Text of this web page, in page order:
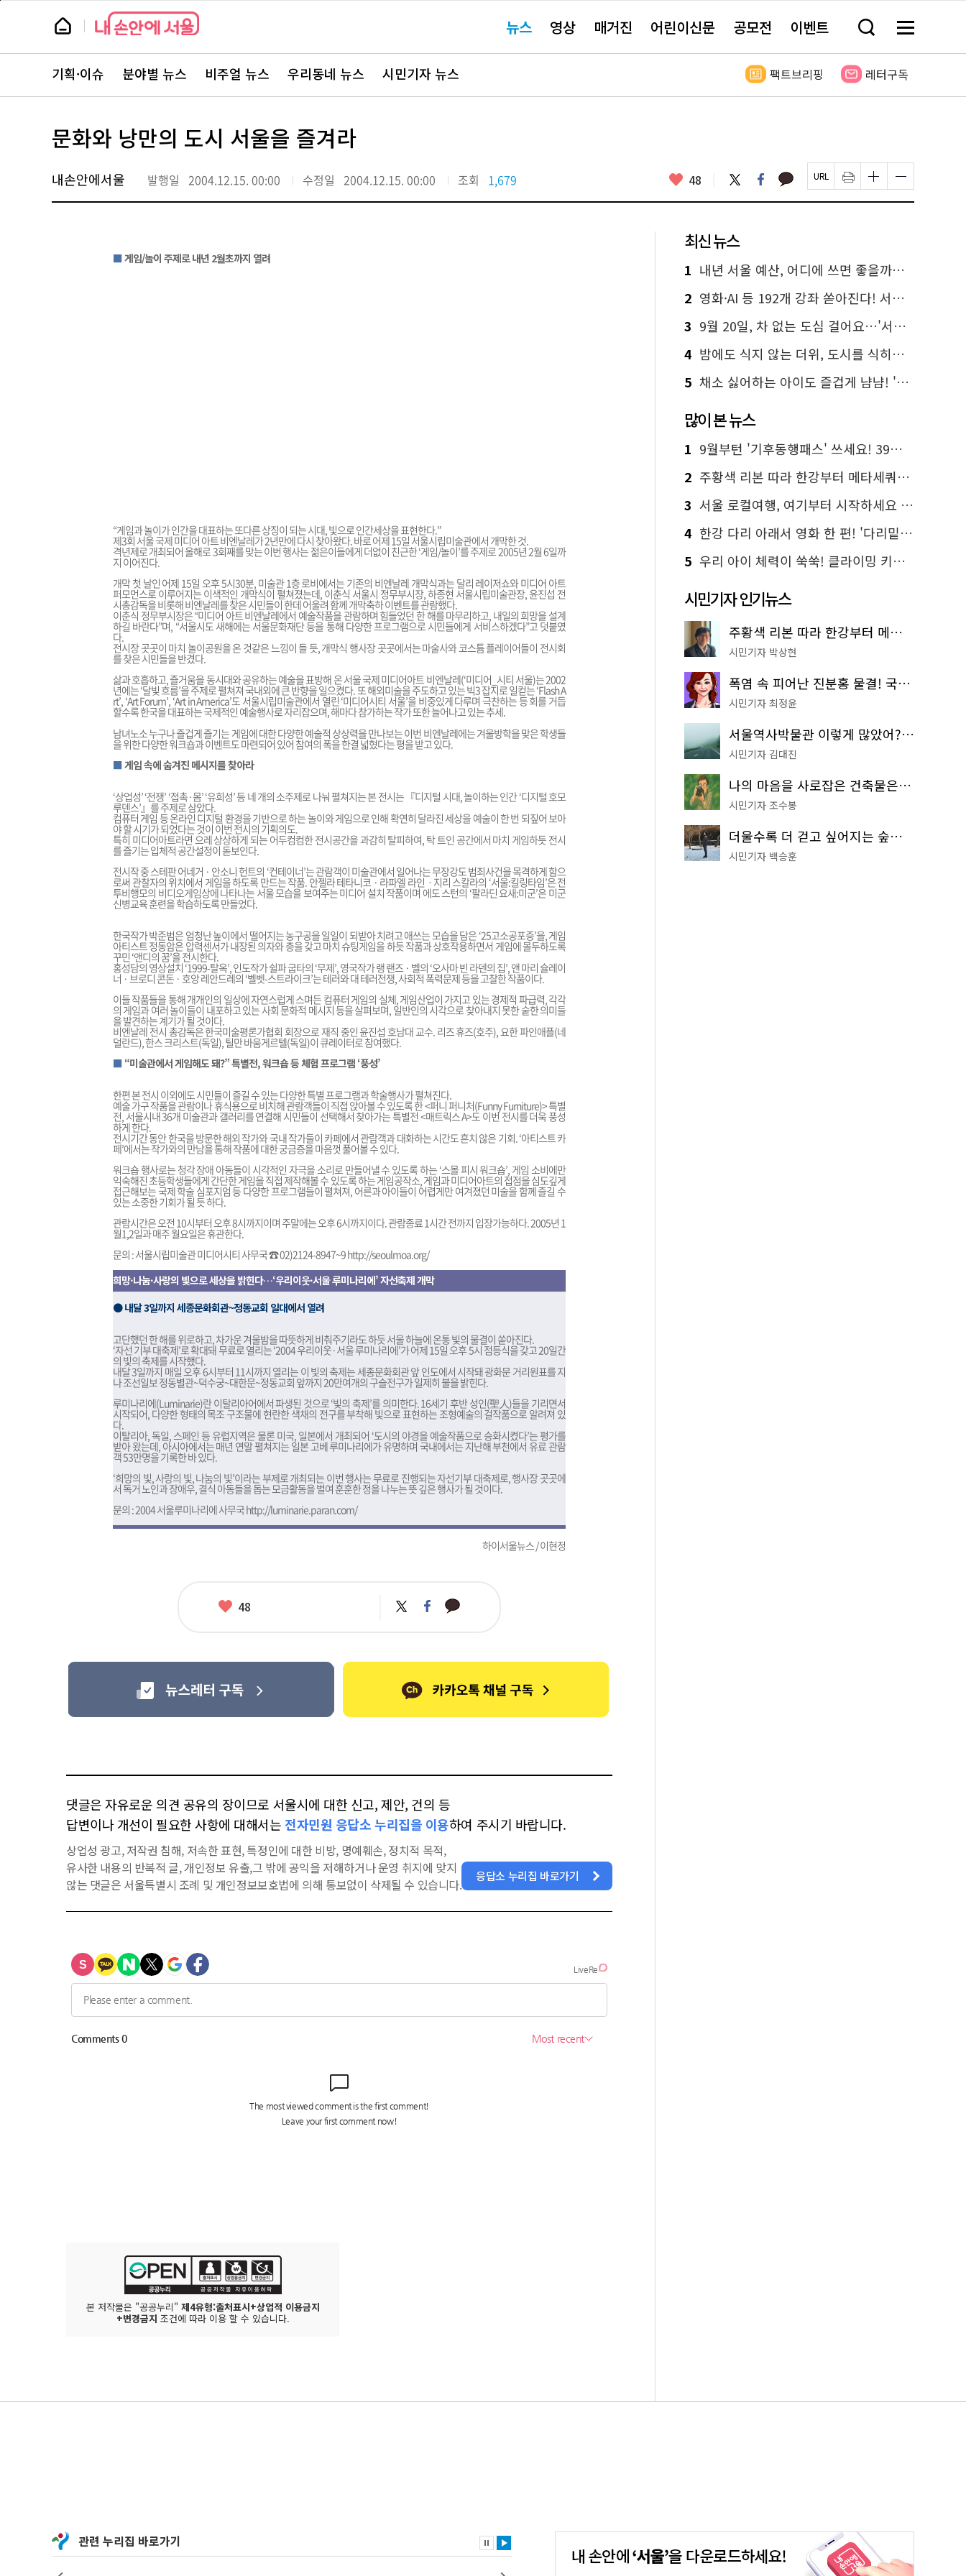
본
뉴
스 요뉴스 영상 매거진 어린이신문 공모전 이벤트 검
창
기
메
전
보
뉴
스
주
서
바
로
기획·이슈 분야별 뉴스 비주얼 뉴스 우리동네 뉴스 시민기자 뉴스 팩트브리핑 레터구독
문화와 낭만의 도시 서울을 즐겨라
내손안에서울 발행일 2004.12.15. 00:00 수정일 2004.12.15. 00:00 조회 1,679 좋
요
48 트
위
터
페
이
스
카
카 페
이
지
인
쇄
하
글
자
크
하
기
글
자
크
하
■게임/놀이 주제로 내년 2월초까지 열려
“게임과 놀이가 인간을 대표하는 또다른 상징이 되는 시대, 빛으로 인간세상을 표현한다.”
제3회 서울 국제 미디어 아트 비엔날레가 2년만에 다시 찾아왔다. 바로 어제 15일 서울시립미술관에서 개막한 것.
격년제로 개최되어 올해로 3회째를 맞는 이번 행사는 젊은이들에게 더없이 친근한 ‘게임/놀이’를 주제로 2005년 2월 6일까
지 이어진다.
개막 첫 날인 어제 15일 오후 5시30분, 미술관 1층 로비에서는 기존의 비엔날레 개막식과는 달리 레이저쇼와 미디어 아트
퍼모먼스로 이루어지는 이색적인 개막식이 펼쳐졌는데, 이춘식 서울시 정무부시장, 하종현 서울시립미술관장, 윤진섭 전
시총감독을 비롯해 비엔날레를 찾은 시민들이 한데 어울려 함께 개막축하 이벤트를 관람했다.
이춘식 정무부시장은 “미디어 아트 비엔날레에서 예술작품을 관람하며 힘들었던 한 해를 마무리하고, 내일의 희망을 설계
하길 바란다”며, “서울시도 새해에는 서울문화재단 등을 통해 다양한 프로그램으로 시민들에게 서비스하겠다”고 덧붙였
다.
전시장 곳곳이 마치 놀이공원을 온 것같은 느낌이 들 듯, 개막식 행사장 곳곳에서는 마술사와 코스튬 플레이어들이 전시회
를 찾은 시민들을 반겼다.
삶과 호흡하고, 즐거움을 동시대와 공유하는 예술을 표방해 온 서울 국제 미디어아트 비엔날레(‘미디어_시티 서울)는 2002
년에는 ‘달빛 흐름’을 주제로 펼쳐져 국내외에 큰 반향을 일으켰다. 또 해외미술을 주도하고 있는 빅3 잡지로 일컫는 ‘Flash A
rt’, ‘Art Forum’, ‘Art in America’도 서울시립미술관에서 열린 ‘미디어시티 서울’을 비중있게 다루며 극찬하는 등 회를 거듭
할수록 한국을 대표하는 국제적인 예술행사로 자리잡으며, 해마다 참가하는 작가 또한 늘어나고 있는 추세.
남녀노소 누구나 즐겁게 즐기는 게임에 대한 다양한 예술적 상상력을 만나보는 이번 비엔날레에는 겨울방학을 맞은 학생들
을 위한 다양한 워크숍과 이벤트도 마련되어 있어 참여의 폭을 한결 넓혔다는 평을 받고 있다.
■게임 속에 숨겨진 메시지를 찾아라
‘상업성’ ‘전쟁’ ‘접촉·몸’ ‘유희성’ 등 네 개의 소주제로 나눠 펼쳐지는 본 전시는 『디지털 시대, 놀이하는 인간 ‘디지털 호모
루덴스’』를 주제로 삼았다.
컴퓨터 게임 등 온라인 디지털 환경을 기반으로 하는 놀이와 게임으로 인해 확연히 달라진 세상을 예술이 한 번 되짚어 보아
야 할 시기가 되었다는 것이 이번 전시의 기획의도.
특히 미디어아트라면 으레 상상하게 되는 어두컴컴한 전시공간을 과감히 탈피하여, 탁 트인 공간에서 마치 게임하듯 전시
를 즐기는 입체적 공간설정이 돋보인다.
전시작 중 스테판 어네거 · 안소니 헌트의 ‘컨테이너’는 관람객이 미술관에서 일어나는 무장강도 범죄사건을 목격하게 함으
로써 관찰자의 위치에서 게임을 하도록 만드는 작품. 안젤라 테타니코 · 라파엘 라인ㆍ지리 스칼라의 ‘서울:킬링타임’은 전
투비행모의 비디오게임상에 나타나는 서울 모습을 보여주는 미디어 설치 작품이며 에도 스턴의 ‘팔라딘 요새:미군’은 미군
신병교육 훈련을 학습하도록 만들었다.
한국작가 박준범은 엄청난 높이에서 떨어지는 농구공을 일일이 되받아 치려고 애쓰는 모습을 담은 ‘25고소공포증’을, 게임
아티스트 정동암은 압력센서가 내장된 의자와 총을 갖고 마치 슈팅게임을 하듯 작품과 상호작용하면서 게임에 몰두하도록
꾸민 ‘앤디의 꿈’을 전시한다.
홍성담의 영상설치 ‘1999-탈옥’, 인도작가 쉴파 굽타의 ‘무제’, 영국작가 랭 랜즈 · 벨의 ‘오사마 빈 라덴의 집’, 앤 마리 슐레이
너 · 브로디 콘돈 · 호앙 레안드레의 ‘벨벳-스트라이크’는 테러와 대 테러전쟁, 사회적 폭력문제 등을 고찰한 작품이다.
이들 작품들을 통해 개개인의 일상에 자연스럽게 스며든 컴퓨터 게임의 실체, 게임산업이 가지고 있는 경제적 파급력, 각각
의 게임과 여러 놀이들이 내포하고 있는 사회 문화적 메시지 등을 살펴보며, 일반인의 시각으로 찾아내지 못한 숱한 의미들
을 발견하는 계기가 될 것이다.
비엔날레 전시 총감독은 한국미술평론가협회 회장으로 재직 중인 윤진섭 호남대 교수. 리즈 휴즈(호주), 요한 파인애플(네
덜란드), 한스 크리스트(독일), 틸만 바움게르텔(독일)이 큐레이터로 참여했다.
■ “미술관에서 게임해도 돼?” 특별전, 워크숍 등 체험 프로그램 ‘풍성’
한편 본 전시 이외에도 시민들이 즐길 수 있는 다양한 특별 프로그램과 학술행사가 펼쳐진다.
예술 가구 작품을 관람이나 휴식용으로 비치해 관람객들이 직접 앉아볼 수 있도록 한 <퍼니 퍼니처(Funny Furniture)> 특별
전, 서울시내 36개 미술관과 갤러리를 연결해 시민들이 선택해서 찾아가는 특별전 <매트릭스 A>도 이번 전시를 더욱 풍성
하게 한다.
전시기간 동안 한국을 방문한 해외 작가와 국내 작가들이 카페에서 관람객과 대화하는 시간도 흔치 않은 기회. ‘아티스트 카
페’에서는 작가와의 만남을 통해 작품에 대한 궁금증을 마음껏 풀어볼 수 있다.
워크숍 행사로는 청각 장애 아동들이 시각적인 자극을 소리로 만들어낼 수 있도록 하는 ‘스몰 피시 워크숍’, 게임 소비에만
익숙해진 초등학생들에게 간단한 게임을 직접 제작해볼 수 있도록 하는 게임공작소, 게임과 미디어아트의 접점을 심도깊게
접근해보는 국제 학술 심포지엄 등 다양한 프로그램들이 펼쳐져, 어른과 아이들이 어렵게만 여겨졌던 미술을 함께 즐길 수
있는 소중한 기회가 될 듯 하다.
관람시간은 오전 10시부터 오후 8시까지이며 주말에는 오후 6시까지이다. 관람종료 1시간 전까지 입장가능하다. 2005년 1
월1,2일과 매주 월요일은 휴관한다.
문의 : 서울시립미술관 미디어시티 사무국 ☎ 02)2124-8947~9http://seoulmoa.org/
희망·나눔·사랑의 빛으로 세상을 밝힌다…‘우리이웃·서울 루미나리에’ 자선축제 개막
● 내달 3일까지 세종문화회관~정동교회 일대에서 열려
고단했던 한 해를 위로하고, 차가운 겨울밤을 따뜻하게 비춰주기라도 하듯 서울 하늘에 온통 빛의 물결이 쏟아진다.
‘자선 기부 대축제’로 확대돼 무료로 열리는 ‘2004 우리이웃·서울 루미나리에’가 어제 15일 오후 5시 점등식을 갖고 20일간
의 빛의 축제를 시작했다.
내달 3일까지 매일 오후 6시부터 11시까지 열리는 이 빛의 축제는 세종문화회관 앞 인도에서 시작돼 광화문 거리원표를 지
나 조선일보 정동별관~덕수궁~대한문~정동교회 앞까지 20만여개의 구슬전구가 일제히 불을 밝힌다.
루미나리에(Luminarie)란 이탈리아어에서 파생된 것으로 ‘빛의 축제’를 의미한다. 16세기 후반 성인(聖人)들을 기리면서
시작되어, 다양한 형태의 목조 구조물에 현란한 색채의 전구를 부착해 빛으로 표현하는 조형예술의 걸작품으로 알려져 있
다.
이탈리아, 독일, 스페인 등 유럽지역은 물론 미국, 일본에서 개최되어 ‘도시의 야경을 예술작품으로 승화시켰다’는 평가를
받아 왔는데, 아시아에서는 매년 연말 펼쳐지는 일본 고베 루미나리에가 유명하며 국내에서는 지난해 부천에서 유료 관람
객 53만명을 기록한 바 있다.
‘희망의 빛, 사랑의 빛, 나눔의 빛’이라는 부제로 개최되는 이번 행사는 무료로 진행되는 자선기부 대축제로, 행사장 곳곳에
서 독거 노인과 장애우, 결식 아동들을 돕는 모금활동을 벌여 훈훈한 정을 나누는 뜻 깊은 행사가 될 것이다.
문의 : 2004 서울루미나리에 사무국http://luminarie.paran.com/
하이서울뉴스 / 이현정
좋
48 트
위
페
이
카
카
댓글은 자유로운 의견 공유의 장이므로 서울시에 대한 신고, 제안, 건의 등
답변이나 개선이 필요한 사항에 대해서는 전자민원 응답소 누리집을 이용하여 주시기 바랍니다.
상업성 광고, 저작권 침해, 저속한 표현, 특정인에 대한 비방, 명예훼손, 정치적 목적,
유사한 내용의 반복적 글, 개인정보 유출,그 밖에 공익을 저해하거나 운영 취지에 맞지
않는 댓글은 서울특별시 조례 및 개인정보보호법에 의해 통보없이 삭제될 수 있습니다.
응답소 누리집 바로가기
본 저작물은 "공공누리" 제4유형:출처표시+상업적 이용금지
+변경금지 조건에 따라 이용 할 수 있습니다.
최신 뉴스
1 내년 서울 예산, 어디에 쓰면 좋을까요? 온라인 투표
2 영화·AI 등 192개 강좌 쏟아진다! 서울시민대학 선착순 신청
3 9월 20일, 차 없는 도심 걸어요…'서울 걷자 페스티벌' 선착순 5천명
4 밤에도 식지 않는 더위, 도시를 식히는 시원한 해법은?
5 채소 싫어하는 아이도 즐겁게 냠냠! '찾아가는 서울시 식생활 교육' 현장
많이 본 뉴스
1 9월부턴 '기후동행패스' 쓰세요! 39세까지 청년 혜택
2 주황색 리본 따라 한강부터 메타세쿼이아 숲길까지…서울둘레길 15코스
3 서울 로컬여행, 여기부터 시작하세요 '서울에디션25'
4 한강 다리 아래서 영화 한 편! '다리밑 영화관' 무료 상영
5 우리 아이 체력이 쑥쑥! 클라이밍 키즈카페·어린이 체력장
시민기자 인기뉴스
주황색 리본 따라 한강부터 메타세쿼이아 숲길까지…서울둘레길 15코스
시민기자 박상현
폭염 속 피어난 진분홍 물결! 국립중앙박물관 배롱나무 명소
시민기자 최정윤
서울역사박물관 이렇게 많았어? 주말마다 한 곳씩 떠나는 역사 산책
시민기자 김대진
나의 마음을 사로잡은 건축물은? '서울시 건축상' 수상작 공개!
시민기자 조수봉
더울수록 더 걷고 싶어지는 숲길! 서울둘레길 '아차산 코스'
시민기자 백승훈
관련 누리집 바로가기 내
페